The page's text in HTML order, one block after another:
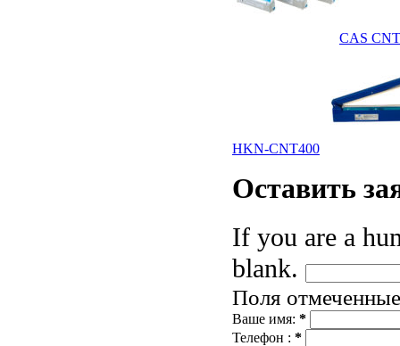
CAS
HKN-CNT400
Оставить
If you are a
blank.
Поля
Ваше имя: *
Телефон : *